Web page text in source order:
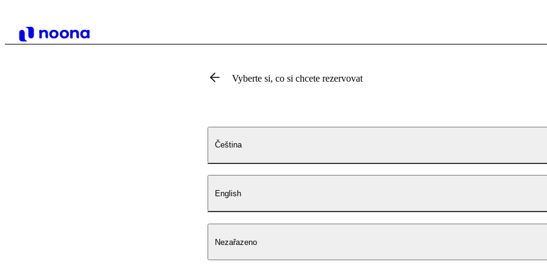
Vyberte si, co si chcete rezervovat
Čeština
English
Nezařazeno